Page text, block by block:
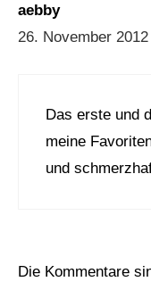
aebby
26. November
Das erste und
meine
und
Die Kommentare